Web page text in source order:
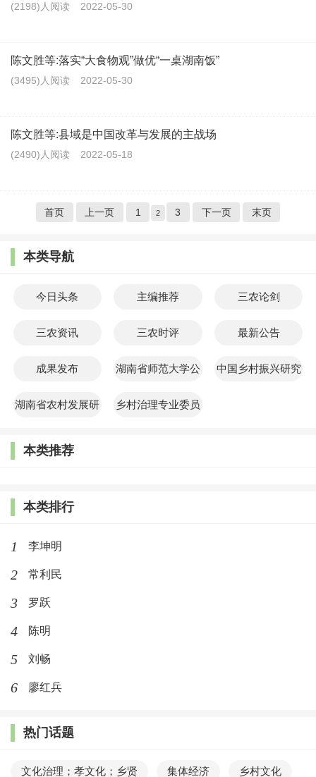
(2198)人阅读 2022-05-30
陈文胜等:落实“大食物观”做优“一桌湖南饭”
(3495)人阅读 2022-05-30
陈文胜等:县域是中国改革与发展的主战场
(2490)人阅读 2022-05-18
首页 上一页 1 2 3 下一页 末页
本类导航
今日头条 主编推荐 三农论剑
三农资讯 三农时评 最新公告
成果发布 湖南省师范大学公 中国乡村振兴研究
湖南省农村发展研
乡村治理专业委员
本类推荐
本类排行
1 李坤明
2 常利民
3 罗跃
4 陈明
5 刘畅
6 廖红兵
热门话题
文化治理；孝文化；乡贤 集体经济 乡村文化